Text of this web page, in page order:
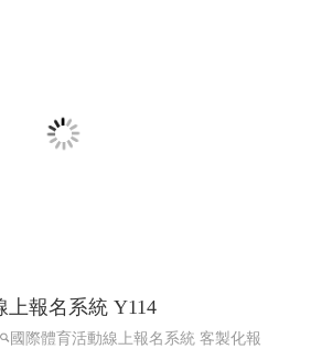
上報名系統 Y114
國際體育活動線上報名系統 客製化報